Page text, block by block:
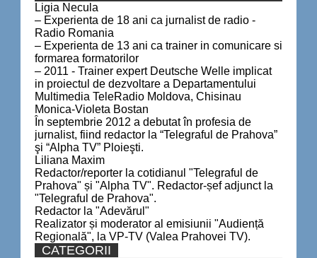
Ligia Necula
– Experienta de 18 ani ca jurnalist de radio -
Radio Romania
– Experienta de 13 ani ca trainer in comunicare si
formarea formatorilor
– 2011 - Trainer expert Deutsche Welle implicat
in proiectul de dezvoltare a Departamentului
Multimedia TeleRadio Moldova, Chisinau
Monica-Violeta Bostan
În septembrie 2012 a debutat în profesia de
jurnalist, fiind redactor la “Telegraful de Prahova”
şi “Alpha TV” Ploieşti.
Liliana Maxim
Redactor/reporter la cotidianul "Telegraful de
Prahova" și "Alpha TV". Redactor-șef adjunct la
"Telegraful de Prahova".
Redactor la "Adevărul"
Realizator și moderator al emisiunii "Audiență
Regională", la VP-TV (Valea Prahovei TV).
CATEGORII